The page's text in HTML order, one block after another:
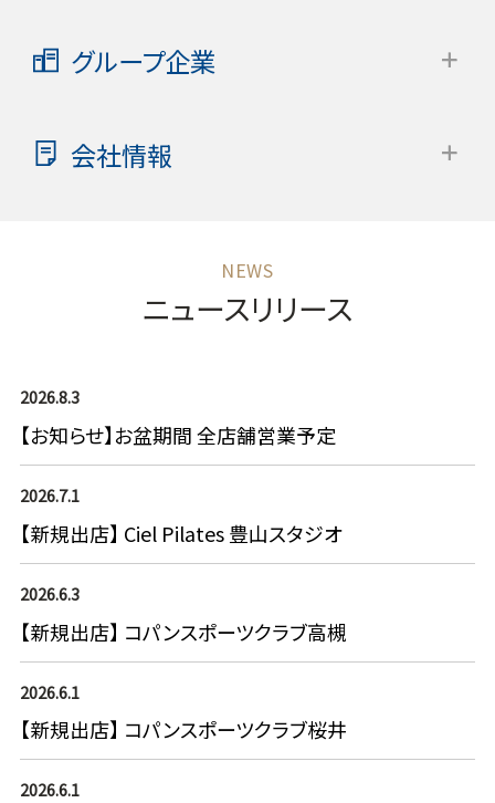
グループ企業
会社情報
ニュースリリース
【お知らせ】お盆期間 全店舗営業予定
2026.8.3
【新規出店】 Ciel Pilates 豊山スタジオ
2026.7.1
【新規出店】 コパンスポーツクラブ高槻
2026.6.3
【新規出店】 コパンスポーツクラブ桜井
2026.6.1
2026.6.1